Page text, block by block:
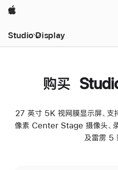
Apple
Studio Display
购买
27 英寸 5K 视网膜显示屏、
像素 Center Stage 摄像头、
及雷雳 5